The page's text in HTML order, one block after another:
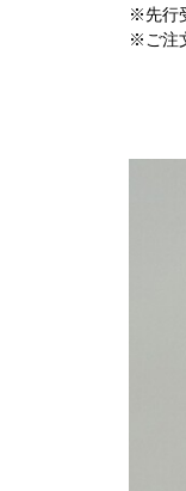
※先行
※ご注